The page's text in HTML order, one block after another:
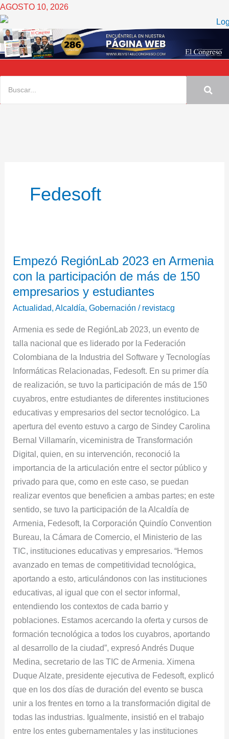
Ir
al
contenido
AGOSTO 10, 2026
Fedesoft
Empezó RegiónLab 2023 en Armenia
con la participación de más de 150
empresarios y estudiantes
Actualidad,Alcaldía,Gobernación / revistacg
Armenia es sede de RegiónLab 2023, un evento de
talla nacional que es liderado por la Federación
Colombiana de la Industria del Software y Tecnologías
Informáticas Relacionadas, Fedesoft. En su primer día
de realización, se tuvo la participación de más de 150
cuyabros, entre estudiantes de diferentes instituciones
educativas y empresarios del sector tecnológico. La
apertura del evento estuvo a cargo de Sindey Carolina
Bernal Villamarín, viceministra de Transformación
Digital, quien, en su intervención, reconoció la
importancia de la articulación entre el sector público y
privado para que, como en este caso, se puedan
realizar eventos que beneficien a ambas partes; en este
sentido, se tuvo la participación de la Alcaldía de
Armenia, Fedesoft, la Corporación Quindío Convention
Bureau, la Cámara de Comercio, el Ministerio de las
TIC, instituciones educativas y empresarios. “Hemos
avanzado en temas de competitividad tecnológica,
aportando a esto, articulándonos con las instituciones
educativas, al igual que con el sector informal,
entendiendo los contextos de cada barrio y
poblaciones. Estamos acercando la oferta y cursos de
formación tecnológica a todos los cuyabros, aportando
al desarrollo de la ciudad”, expresó Andrés Duque
Medina, secretario de las TIC de Armenia. Ximena
Duque Alzate, presidente ejecutiva de Fedesoft, explicó
que en los dos días de duración del evento se busca
unir a los frentes en torno a la transformación digital de
todas las industrias. Igualmente, insistió en el trabajo
entre los entes gubernamentales y las instituciones
RegiónLab
2023
en
Armenia
la
participación
de
más
de
150
empresarios
y
estudiantes